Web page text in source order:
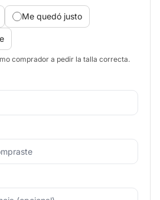
Me quedó justo
comprador a pedir la talla correcta.